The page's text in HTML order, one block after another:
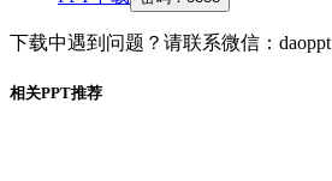
下载中遇到问题？请联系微信：daoppt
相关PPT推荐